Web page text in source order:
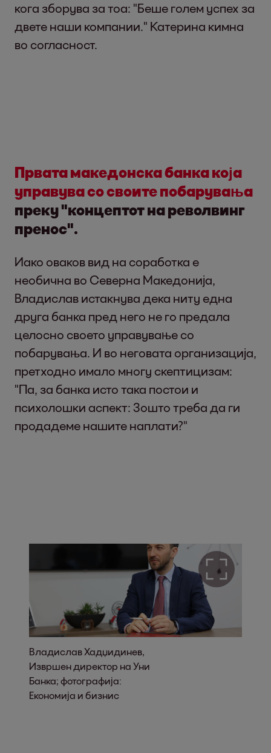
кога зборува за тоа: "Беше голем успех за
двете наши компании." Катерина кимна
во согласност.
Првата македонска банка која
управува со своите побарувања
преку "концептот на револвинг
пренос".
Иако оваков вид на соработка е
необична во Северна Македонија,
Владислав истакнува дека ниту една
друга банка пред него не го предала
целосно своето управување со
побарувања. И во неговата организација,
претходно имало многу скептицизам:
"Па, за банка исто така постои и
психолошки аспект: Зошто треба да ги
продадеме нашите наплати?"
Владислав Хадџидинев,
Извршен директор на Уни
Банка; фотографија:
Економија и бизнис